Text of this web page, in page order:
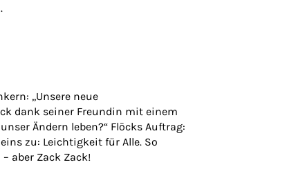
,,Unsere neue
dank seiner Freundin mit einem
Ändern leben?“ Flöcks Auftrag:
zu: Leichtigkeit für Alle. So
aber Zack Zack!